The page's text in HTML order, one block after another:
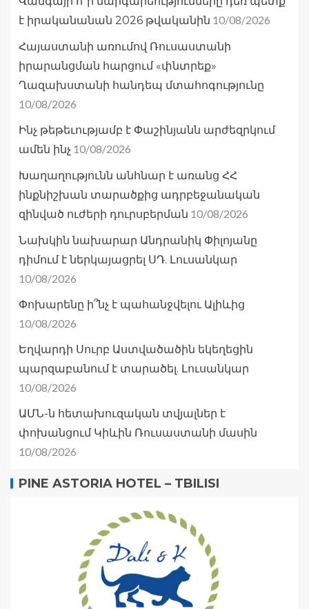
է իրականանան 2026 թվականին 10/08/2026
Հայաստանի առումով Ռուսաստանի
իրարանցման հարցում «փնտրեք»
Ղազախստանի հանդեպ մտահոգությունը
10/08/2026
Ինչ թեթեւությամբ է Փաշինյանն արժեզրկում
ամեն ինչ 10/08/2026
Խաղաղությունն անհնար է առանց ՀՀ
ինքնիշխան տարածքից ադրբեջանական
զինված ուժերի դուրսբերման 10/08/2026
Նախկին նախարար Անդրանիկ Փիլոյանը
դիմում է ներկայացրել ՍԴ. Լուսանկար
10/08/2026
Փոխարենը ի՞նչ է պահանջվելու Ալիևից
10/08/2026
Եղվարդի Սուրբ Աստվածածին եկեղեցին
պարզաբանում է տարածել. Լուսանկար
10/08/2026
ԱՄՆ-ն հետախուզական տվյալներ է
փոխանցում Կիևին Ռուսաստանի մասին
10/08/2026
PINE ASTORIA HOTEL – TBILISI